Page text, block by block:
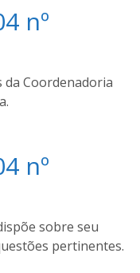
nº
Coordenadoria
nº
sobre seu
pertinentes.